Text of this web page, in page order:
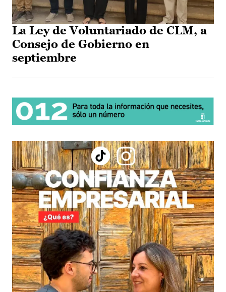
La Ley de Voluntariado de CLM, a
Consejo de Gobierno en
septiembre